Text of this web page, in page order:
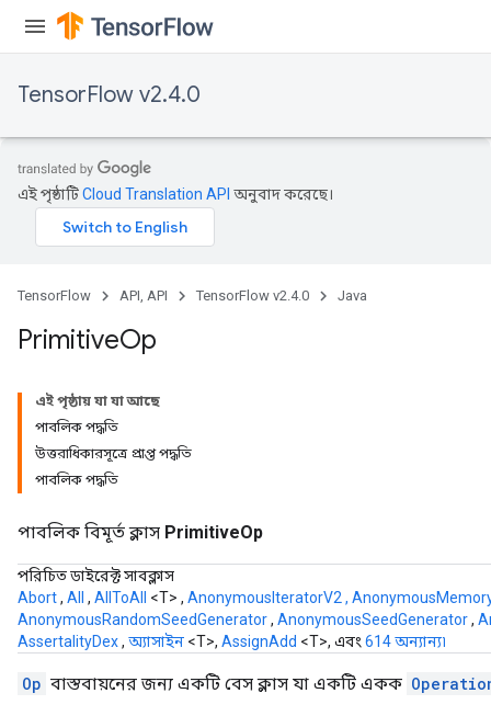
TensorFlow v2.4.0
এই পৃষ্ঠাটিCloud Translation API অনুবাদ করেছে।
TensorFlow API, API TensorFlow v2.4.0 Java
PrimitiveOp
এই পৃষ্ঠায় যা যা আছে
পাবলিক পদ্ধতি
উত্তরাধিকারসূত্রে প্রাপ্ত পদ্ধতি
পাবলিক পদ্ধতি
পাবলিক বিমূর্ত ক্লাস PrimitiveOp
পরিচিত ডাইরেক্ট সাবক্লাস
Abort, All , AllToAll <T> , AnonymousIteratorV2 ,
AnonymousRandomSeedGenerator, AnonymousSeedGenerator,
AssertalityDex, অ্যাসাইন <T>, AssignAdd <T>, এবং 614 অন্যান্য৷
Op বাস্তবায়নের জন্য একটি বেস ক্লাস যা একটি একক